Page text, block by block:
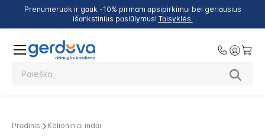
Prenumeruok ir gauk -10% pirmam apsipirkimui bei geriausius
išankstinius pasiūlymus! Taisyklės.
Pradinis Kelioniniai indai